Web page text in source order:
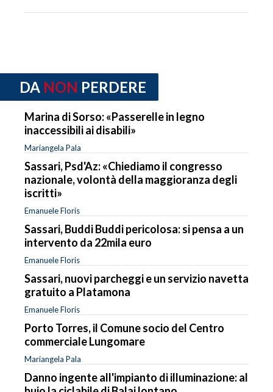
DA NON PERDERE
Marina di Sorso: «Passerelle in legno
inaccessibili ai disabili»
Mariangela Pala
Sassari, Psd'Az: «Chiediamo il congresso
nazionale, volontà della maggioranza degli
iscritti»
Emanuele Floris
Sassari, Buddi Buddi pericolosa: si pensa a un
intervento da 22mila euro
Emanuele Floris
Sassari, nuovi parcheggi e un servizio navetta
gratuito a Platamona
Emanuele Floris
Porto Torres, il Comune socio del Centro
commerciale Lungomare
Mariangela Pala
Danno ingente all'impianto di illuminazione: al